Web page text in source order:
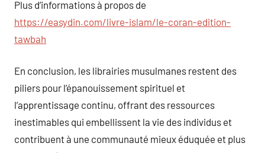
Plus d’informations à propos de
https://easydin.com/livre-islam/le-coran-edition-
tawbah
En conclusion, les librairies musulmanes restent des
piliers pour l’épanouissement spirituel et
l’apprentissage continu, offrant des ressources
inestimables qui embellissent la vie des individus et
contribuent à une communauté mieux éduquée et plus